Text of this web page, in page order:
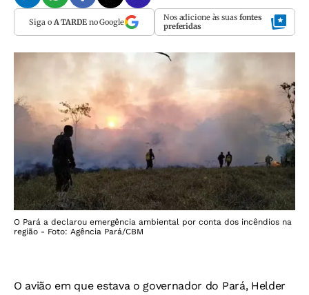
Siga o A TARDEno Google Nos adicione às suas fontes
preferidas
O Pará a declarou emergência ambiental por conta dos incêndios na
região - Foto: Agência Pará/CBM
O avião em que estava o governador do Pará, Helder